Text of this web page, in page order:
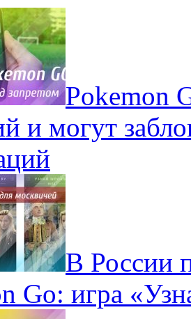
Pokеmon
и могут
В России
Go: игра